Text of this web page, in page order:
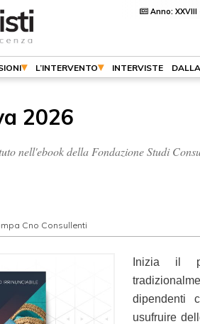
Anno:
L’INTERVENTO INTERVISTE
2026
nell'ebook della Fondazione Studi
Cno Consullenti
Inizia il
dipendenti
usufruire